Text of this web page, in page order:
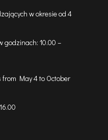
w okresie od 4
godzinach: 10.00 –
from May 4 to October